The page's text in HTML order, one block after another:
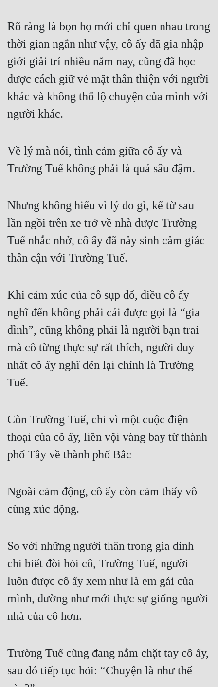
Lịch Sử
Mỹ Thực
Ngôn Tình
Nữ Cường
Nữ Phụ
Phương Tây
Phản Phái
Quan Trường
Sủng
Thanh Xuân
Tiên Hiệp
Tiểu Thuyết
Triều Đấu
Trùng Sinh
Trọng Sinh
Tu Tiên
Võ Hiệp
Võng Du
Xuyên Không
Xuyên Nhanh
Xuyên Thư
Điền Văn
Rõ ràng là bọn họ mới chỉ quen nhau trong
thời gian ngắn như vậy, cô ấy đã gia nhập
giới giải trí nhiều năm nay, cũng đã học
được cách giữ vẻ mặt thân thiện với người
khác và không thổ lộ chuyện của mình với
người khác.
Về lý mà nói, tình cảm giữa cô ấy và
Trường Tuế không phải là quá sâu đậm.
Nhưng không hiểu vì lý do gì, kể từ sau
lần ngồi trên xe trở về nhà được Trường
Tuế nhắc nhở, cô ấy đã nảy sinh cảm giác
thân cận với Trường Tuế.
Khi cảm xúc của cô sụp đổ, điều cô ấy
nghĩ đến không phải cái được gọi là “gia
đình”, cũng không phải là người bạn trai
mà cô từng thực sự rất thích, người duy
nhất cô ấy nghĩ đến lại chính là Trường
Tuế.
Còn Trường Tuế, chỉ vì một cuộc điện
thoại của cô ấy, liền vội vàng bay từ thành
phố Tây về thành phố Bắc
Ngoài cảm động, cô ấy còn cảm thấy vô
cùng xúc động.
So với những người thân trong gia đình
chỉ biết đòi hỏi cô, Trường Tuế, người
luôn được cô ấy xem như là em gái của
mình, dường như mới thực sự giống người
nhà của cô hơn.
Trường Tuế cũng đang nắm chặt tay cô ấy,
sau đó tiếp tục hỏi: “Chuyện là như thế